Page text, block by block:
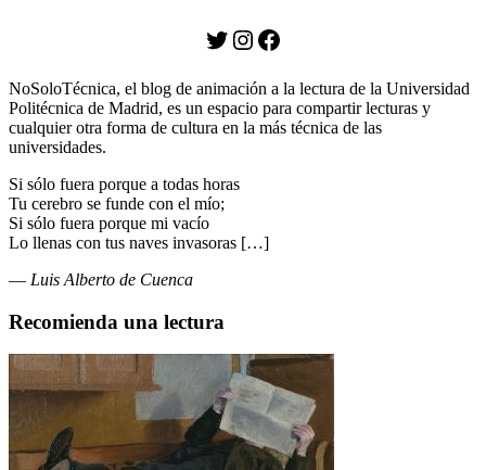
Twitter
Instagram
Facebook
NoSoloTécnica, el blog de animación a la lectura de la Universidad
Politécnica de Madrid, es un espacio para compartir lecturas y
cualquier otra forma de cultura en la más técnica de las
universidades.
Si sólo fuera porque a todas horas
Tu cerebro se funde con el mío;
Si sólo fuera porque mi vacío
Lo llenas con tus naves invasoras […]
— Luis Alberto de Cuenca
Recomienda una lectura